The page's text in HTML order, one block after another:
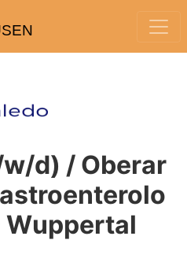
d) / Oberar